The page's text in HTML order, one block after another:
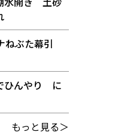
ぶた幕引
ひんやり に
もっと見る＞